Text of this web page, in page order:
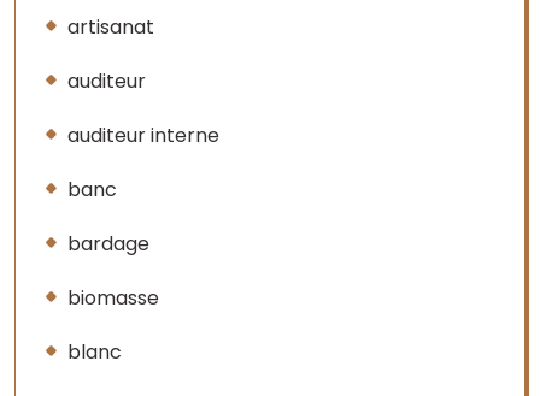
artisanat
auditeur
auditeur interne
banc
bardage
biomasse
blanc